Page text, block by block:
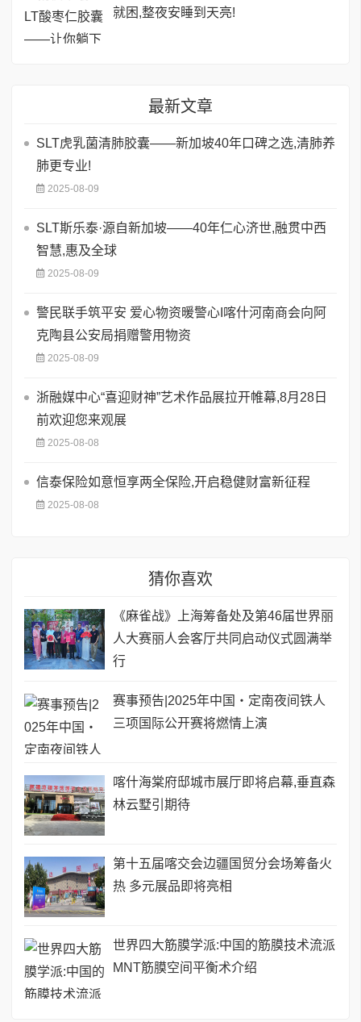
就困,整夜安睡到天亮!
最新文章
SLT虎乳菌清肺胶囊——新加坡40年口碑之选,清肺养
肺更专业!
2025-08-09
SLT斯乐泰·源自新加坡——40年仁心济世,融贯中西
智慧,惠及全球
2025-08-09
警民联手筑平安 爱心物资暖警心I喀什河南商会向阿
克陶县公安局捐赠警用物资
2025-08-09
浙融媒中心“喜迎财神”艺术作品展拉开帷幕,8月28日
前欢迎您来观展
2025-08-08
信泰保险如意恒享两全保险,开启稳健财富新征程
2025-08-08
猜你喜欢
《麻雀战》上海筹备处及第46届世界丽
人大赛丽人会客厅共同启动仪式圆满举
行
赛事预告|2025年中国・定南夜间铁人
三项国际公开赛将燃情上演
喀什海棠府邸城市展厅即将启幕,垂直森
林云墅引期待
第十五届喀交会边疆国贸分会场筹备火
热 多元展品即将亮相
世界四大筋膜学派:中国的筋膜技术流派
MNT筋膜空间平衡术介绍